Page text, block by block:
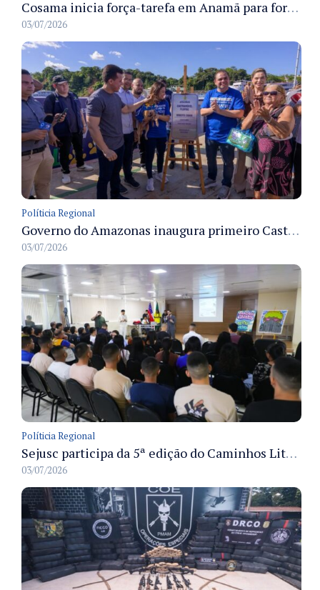
Cosama inicia força-tarefa em Anamã para fortalecer abastecimento de água e segurança hídrica da população
03/07/2026
Políticia Regional
Governo do Amazonas inaugura primeiro Castramóvel Fluvial para atendimento veterinário às comunidades ribeirinhas e castração gratuita
03/07/2026
Políticia Regional
Sejusc participa da 5ª edição do Caminhos Literários com foco na cultura hip-hop nas unidades socioeducativas
03/07/2026